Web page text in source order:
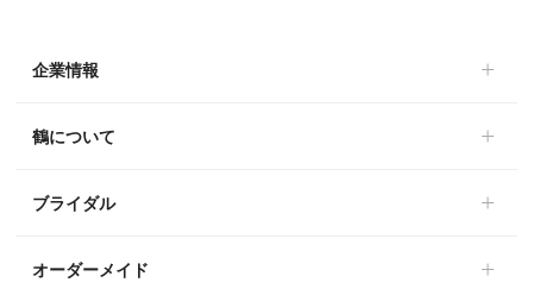
企業情報
鶴について
ブライダル
オーダーメイド